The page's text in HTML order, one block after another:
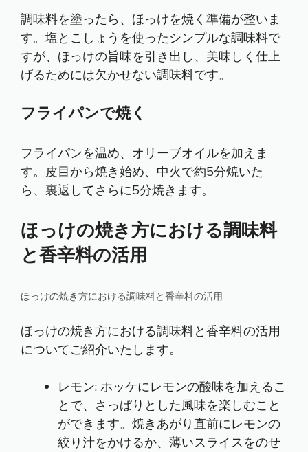
調味料を塗ったら、ほっけを焼く準備が整いま
す。塩とこしょうを使ったシンプルな調味料で
すが、ほっけの旨味を引き出し、美味しく仕上
げるためには欠かせない調味料です。
フライパンで焼く
フライパンを温め、オリーブオイルを加えま
す。皮目から焼き始め、中火で約5分焼いた
ら、裏返してさらに5分焼きます。
ほっけの焼き方における調味料
と香辛料の活用
ほっけの焼き方における調味料と香辛料の活用
ほっけの焼き方における調味料と香辛料の活用
についてご紹介いたします。
レモン: ホッケにレモンの酸味を加えるこ
とで、さっぱりとした風味を楽しむこと
ができます。焼きあがり直前にレモンの
絞り汁をかけるか、薄いスライスをのせ